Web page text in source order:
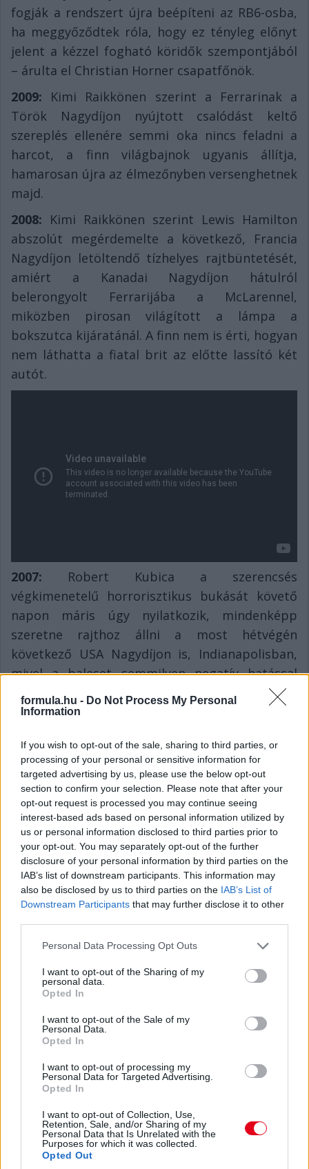
formula.hu - Do Not Process My Personal
Information
If you wish to opt-out of the sale, sharing to third parties, or
processing of your personal or sensitive information for
targeted advertising by us, please use the below opt-out
section to confirm your selection. Please note that after your
opt-out request is processed you may continue seeing
interest-based ads based on personal information utilized by
us or personal information disclosed to third parties prior to
your opt-out. You may separately opt-out of the further
disclosure of your personal information by third parties on the
IAB’s list of downstream participants. This information may
also be disclosed by us to third parties on the IAB’s List of
Downstream Participants that may further disclose it to other
Please note that this website/app uses one or more Google
not limited to your visit or usage behaviour. You may click to
grant or deny consent to Google and its third-party tags to
use your data for below specified purposes in below Google
consent section.
Personal Data Processing Opt Outs
I want to opt-out of the Sharing of my
personal data.
Opted In
I want to opt-out of the Sale of my
Personal Data.
Opted In
I want to opt-out of processing my
Personal Data for Targeted Advertising.
Opted In
I want to opt-out of Collection, Use,
Retention, Sale, and/or Sharing of my
Personal Data that Is Unrelated with the
Purposes for which it was collected.
Opted Out
fogják a rendszert újra beépíteni az RB6-osba,
ha meggyőződtek róla, hogy ez tényleg előnyt
jelent a kézzel fogható köridők szempontjából
– árulta el Christian Horner csapatfőnök.
2009: Kimi Raikkönen szerint a Ferrarinak a
Török Nagydíjon nyújtott csalódást keltő
szereplés ellenére semmi oka nincs feladni a
harcot, a finn világbajnok ugyanis állítja,
hamarosan újra az élmezőnyben versenghetnek
majd.
2008: Kimi Raikkönen szerint Lewis Hamilton
abszolút megérdemelte a következő, Francia
Nagydíjon letöltendő tízhelyes rajtbüntetését,
amiért a Kanadai Nagydíjon hátulról
belerongyolt Ferrarijába a McLarennel,
miközben pirosan világított a lámpa a
bokszutca kijáratánál. A finn nem is érti, hogyan
nem láthatta a fiatal brit az előtte lassító két
autót.
2007: Robert Kubica a szerencsés
végkimenetelű horrorisztikus bukását követő
napon máris úgy nyilatkozik, mindenképp
szeretne rajthoz állni a most hétvégén
következő USA Nagydíjon is, Indianapolisban,
mivel a baleset semmilyen negatív hatással
nem volt rá.
2006:1983 után tudott újra konstruktőrként
F1-es Brit Nagydíjat nyerni Silverstone-ban a
Renault. A sikert Fernando Alonsónak
köszönhették, aki az év ötödik győzelmét
bezsebelve menetelt tovább második
világbajnoki címe felé. Michael Schumacher
(Ferrari) egy második, Kimi Raikkönen (McLaren)
egy harmadik hellyel igyekezett életben tartani
bajnoki reményeit.
2005:Flavio Briatore Las Vegasba vágyik. A
cirkusz 1982 után visszatérne a kaszinók
belül két F1-es nagydíjat is rendeznének az
Egyesült Államokban.
Jenson Button fiatalon nem volt híján az
önbizalomnak. Az ekkor a BAR-Hondánál
versenyző brit kerekperec kijelentette, hogy ő a
jelenlegi F1-es mezőnyből a legjobb pilóta, és
Michael Schumacher csak azért végez előtte a
versenyeken, mert övé a legjobb autó.